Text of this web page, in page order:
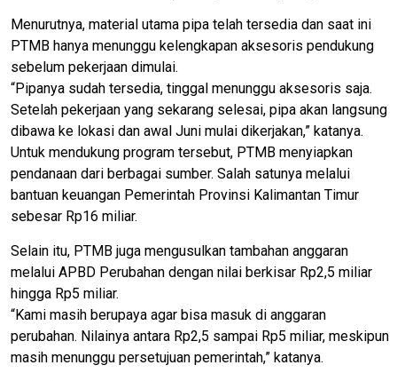
Menurutnya, material utama pipa telah tersedia dan saat ini
PTMB hanya menunggu kelengkapan aksesoris pendukung
sebelum pekerjaan dimulai.
“Pipanya sudah tersedia, tinggal menunggu aksesoris saja.
Setelah pekerjaan yang sekarang selesai, pipa akan langsung
dibawa ke lokasi dan awal Juni mulai dikerjakan,” katanya.
Untuk mendukung program tersebut, PTMB menyiapkan
pendanaan dari berbagai sumber. Salah satunya melalui
bantuan keuangan Pemerintah Provinsi Kalimantan Timur
sebesar Rp16 miliar.
Selain itu, PTMB juga mengusulkan tambahan anggaran
melalui APBD Perubahan dengan nilai berkisar Rp2,5 miliar
hingga Rp5 miliar.
“Kami masih berupaya agar bisa masuk di anggaran
perubahan. Nilainya antara Rp2,5 sampai Rp5 miliar, meskipun
masih menunggu persetujuan pemerintah,” katanya.